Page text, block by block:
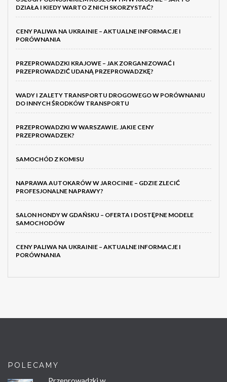
DZIAŁA I KIEDY WARTO Z NICH SKORZYSTAĆ?
CENY PALIWA NA UKRAINIE – AKTUALNE INFORMACJE I
PORÓWNANIA
PRZEPROWADZKI KRAJOWE – JAK ZORGANIZOWAĆ I
PRZEPROWADZIĆ UDANĄ PRZEPROWADZKĘ?
WADY I ZALETY TRANSPORTU DROGOWEGO W PORÓWNANIU
DO INNYCH ŚRODKÓW TRANSPORTU
PRZEPROWADZKI W WARSZAWIE. JAKIE CENY
PRZEPROWADZEK?
SAMOCHÓD Z KOMISU
NAPRAWA AUTOKARÓW W JAROCINIE – GDZIE ZLECIĆ
PROFESJONALNE NAPRAWY?
SALON HONDY W GDAŃSKU – OFERTA I DOSTĘPNE MODELE
SAMOCHODÓW
CENY PALIWA NA UKRAINIE – AKTUALNE INFORMACJE I
PORÓWNANIA
POLECAMY